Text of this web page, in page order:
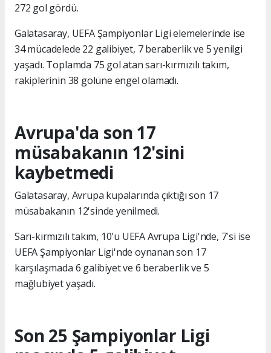
272 gol gördü.
Galatasaray, UEFA Şampiyonlar Ligi elemelerinde ise
34 mücadelede 22 galibiyet, 7 beraberlik ve 5 yenilgi
yaşadı. Toplamda 75 gol atan sarı-kırmızılı takım,
rakiplerinin 38 golüne engel olamadı.
Avrupa'da son 17
müsabakanın 12'sini
kaybetmedi
Galatasaray, Avrupa kupalarında çıktığı son 17
müsabakanın 12'sinde yenilmedi.
Sarı-kırmızılı takım, 10'u UEFA Avrupa Ligi'nde, 7'si ise
UEFA Şampiyonlar Ligi'nde oynanan son 17
karşılaşmada 6 galibiyet ve 6 beraberlik ve 5
mağlubiyet yaşadı.
Son 25 Şampiyonlar Ligi